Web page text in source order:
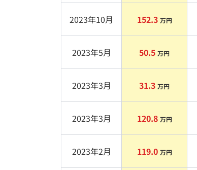
2023年10月 152.3 万円
2023年5月 50.5 万円
2023年3月 31.3 万円
2023年3月 120.8 万円
2023年2月 119.0 万円